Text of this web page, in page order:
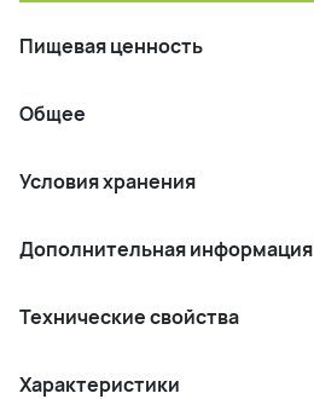
Пищевая ценность
Общее
Условия хранения
Дополнительная информация
Технические свойства
Характеристики